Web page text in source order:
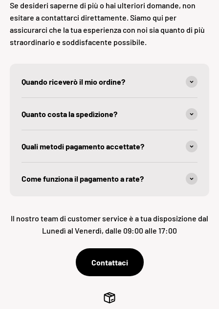
Se desideri saperne di più o hai ulteriori domande, non
esitare a contattarci direttamente. Siamo qui per
assicurarci che la tua esperienza con noi sia quanto di più
straordinario e soddisfacente possibile.
Quando riceverò il mio ordine?
Quanto costa la spedìzione?
Quali metodi pagamento accettate?
Come funziona il pagamento a rate?
Il nostro team di customer service è a tua disposizione dal
Lunedì al Venerdì, dalle 09:00 alle 17:00
Contattaci